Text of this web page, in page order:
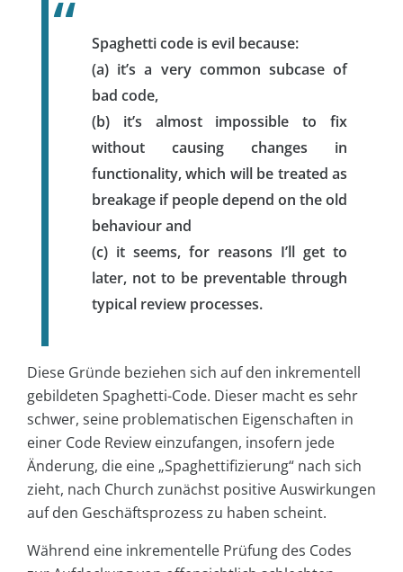
Spaghetti code is evil because:
(a) it’s a very common subcase of
bad code,
(b) it’s almost impossible to fix
without causing changes in
functionality, which will be treated as
breakage if people depend on the old
behaviour and
(c) it seems, for reasons I’ll get to
later, not to be preventable through
typical review processes.
Diese Gründe beziehen sich auf den inkrementell
gebildeten Spaghetti-Code. Dieser macht es sehr
schwer, seine problematischen Eigenschaften in
einer Code Review einzufangen, insofern jede
Änderung, die eine „Spaghettifizierung“ nach sich
zieht, nach Church zunächst positive Auswirkungen
auf den Geschäftsprozess zu haben scheint.
Während eine inkrementelle Prüfung des Codes